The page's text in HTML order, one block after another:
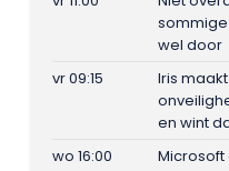
wel door
vr 09:15
Iris
en wint
wo 16:00
Microsoft